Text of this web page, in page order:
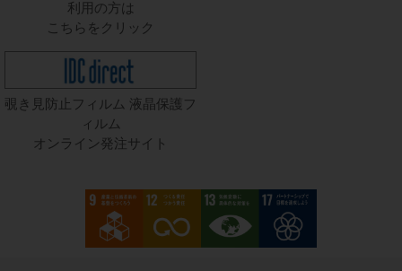
利用の方は
こちらをクリック
覗き見防止フィルム 液晶保護フ
ィルム
オンライン発注サイト